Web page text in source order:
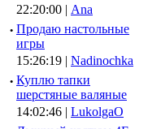
22:20:00 | Ana
· Продаю настольные
игры
15:26:19 | Nadinochka
· Куплю тапки
шерстяные валяные
14:02:46 | LukolgaO